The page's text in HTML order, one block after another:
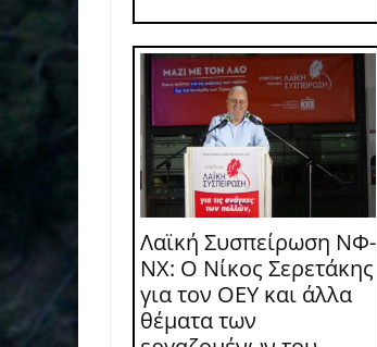
Λαϊκή Συσπείρωση ΝΦ-
ΝΧ: O Νίκος Σερετάκης
για τον ΟΕΥ και άλλα
θέματα των